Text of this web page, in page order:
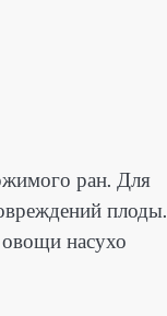
ран. Для
плоды.
насухо